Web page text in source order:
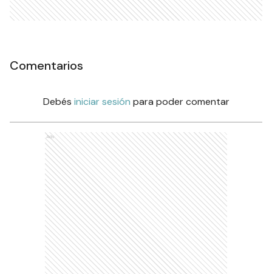
Comentarios
Debés iniciar sesión para poder comentar
Ads